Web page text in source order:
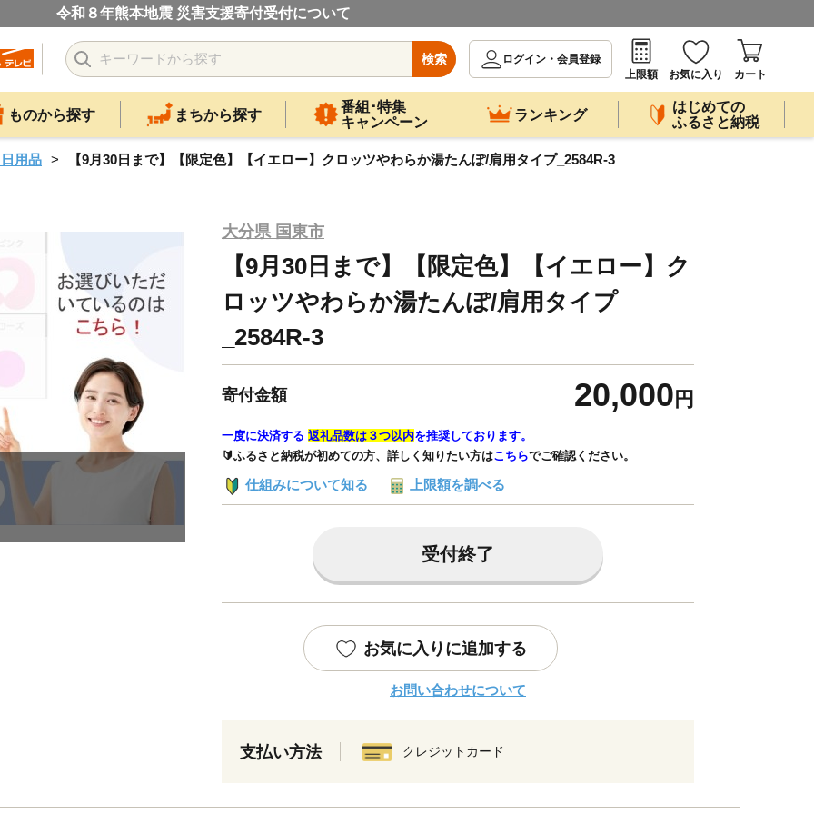
令和８年熊本地震 災害支援寄付受付について
検索
ログイン・会員登録
上限額
お気に入り カート
ものから探す まちから探す
番組･特集
キャンペーン
ランキング
はじめての
ふるさと納税
用品 【9月30日まで】【限定色】【イエロー】クロッツやわらか湯たんぽ/肩用タイプ_2584R-3
大分県 国東市
【9月30日まで】【限定色】【イエロー】ク
ロッツやわらか湯たんぽ/肩用タイプ
_2584R-3
寄付金額 20,000 円
一度に決済する 返礼品数は３つ以内を推奨しております。
🔰ふるさと納税が初めての方、詳しく知りたい方はこちらでご確認ください。
仕組みについて知る 上限額を調べる
受付終了
お気に入りに追加する
お問い合わせについて
支払い方法 クレジットカード